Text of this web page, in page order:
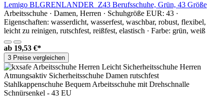
Lemigo BLGRENLANDER_Z43 Berufsschuhe, Grün, 43 Größe
Arbeitsschuhe · Damen, Herren · Schuhgröße EUR: 43 ·
Eigenschaften: wasserdicht, wasserfest, waschbar, robust, flexibel,
leicht zu reinigen, rutschfest, reißfest, elastisch · Farbe: grün, weiß
ab 19,53 €*
3 Preise vergleichen